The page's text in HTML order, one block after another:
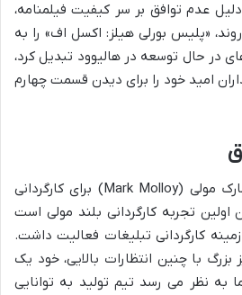
عدم توافق بر سر کیفیت فیلمنامه،
«پلیس بورلی هیلز: اکسل اف» را به
در حال توسعه در هالیوود تبدیل کرد،
امید خود را برای دیدن قسمت چهارم
سرانجام در آوریل ۲۰۲۲، مارک مولی (Mark Molloy) برای کارگردانی
تجربه کارگردانی بلند مولی است
کارگردانی تبلیغات فعالیت داشت.
بزرگ با چنین انتظارات بالایی، خود یک
نظر می رسد تیم تولید به توانایی